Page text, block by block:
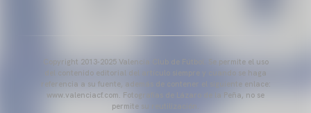
Copyright 2013-2025 Valencia Club de Fútbol. Se permite el uso
del contenido editorial del artículo siempre y cuando se haga
referencia a su fuente, además de contener el siguiente enlace:
www.valenciacf.com. Fotografías de Lázaro de la Peña, no se
permite su reutilización.